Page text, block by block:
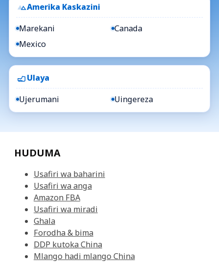
Amerika Kaskazini
Marekani
Canada
Mexico
Ulaya
Ujerumani Uingereza
HUDUMA
Usafiri wa baharini
Usafiri wa anga
Amazon FBA
Usafiri wa miradi
Ghala
Forodha & bima
DDP kutoka China
Mlango hadi mlango China